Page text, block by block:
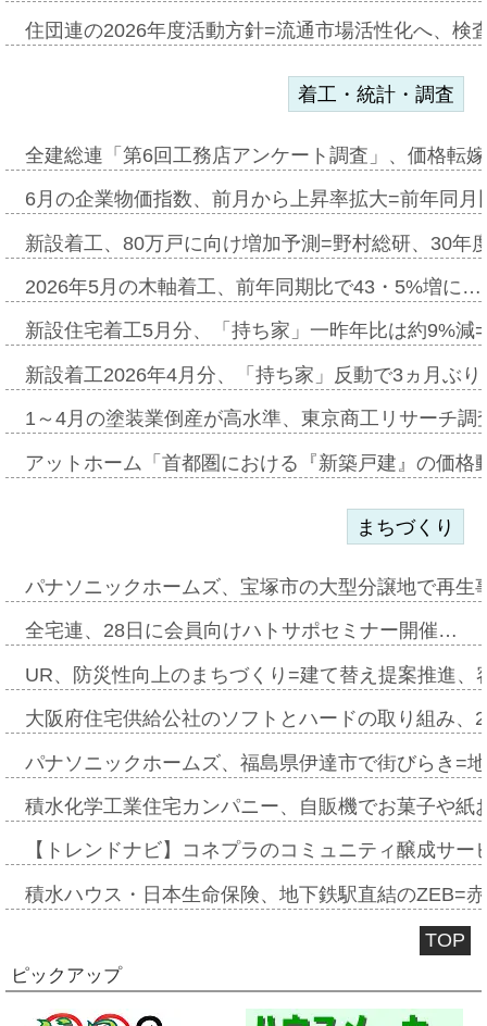
住団連の2026年度活動方針=流通市場活性化へ、検
着工・統計・調査
全建総連「第6回工務店アンケート調査」、価格転
6月の企業物価指数、前月から上昇率拡大=前年同
新設着工、80万戸に向け増加予測=野村総研、30年
2026年5月の木軸着工、前年同期比で43・5%増に…
新設住宅着工5月分、「持ち家」一昨年比は約9%
新設着工2026年4月分、「持ち家」反動で3ヵ月ぶ
1～4月の塗装業倒産が高水準、東京商工リサーチ
アットホーム「首都圏における『新築戸建』の価
まちづくり
パナソニックホームズ、宝塚市の大型分譲地で再
全宅連、28日に会員向けハトサポセミナー開催…
UR、防災性向上のまちづくり=建て替え提案推進
大阪府住宅供給公社のソフトとハードの取り組み
パナソニックホームズ、福島県伊達市で街びらき=
積水化学工業住宅カンパニー、自販機でお菓子や
【トレンドナビ】コネプラのコミュニティ醸成サ
積水ハウス・日本生命保険、地下鉄駅直結のZEB=
TOP
ピックアップ